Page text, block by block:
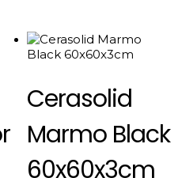
Cerasolid
Marmo Black
60x60x3cm